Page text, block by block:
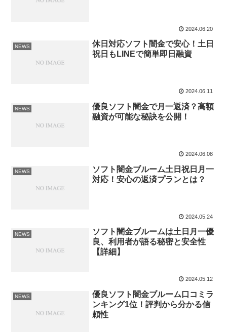
2024.06.20
NEWS
休日対応ソフト闇金で安心！土日
祝日もLINEで簡単即日融資
2024.06.11
NEWS
優良ソフト闇金で月一返済？高額
融資が可能な秘訣を公開！
2024.06.08
NEWS
ソフト闇金ブルーム土日祝日月一
対応！安心の返済プランとは？
2024.05.24
NEWS
ソフト闇金ブルームは土日月一優
良、利用者が語る秘密と安全性
【詳細】
2024.05.12
NEWS
優良ソフト闇金ブルーム口コミラ
ンキング1位！評判から分かる信
頼性